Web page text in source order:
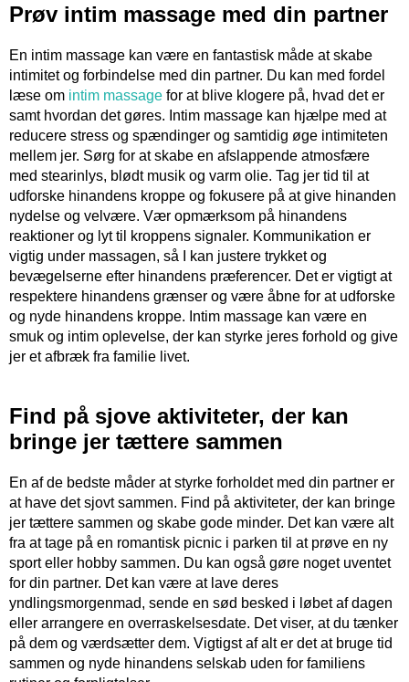
Prøv intim massage med din partner
En intim massage kan være en fantastisk måde at skabe
intimitet og forbindelse med din partner. Du kan med fordel
læse om intim massage for at blive klogere på, hvad det er
samt hvordan det gøres. Intim massage kan hjælpe med at
reducere stress og spændinger og samtidig øge intimiteten
mellem jer. Sørg for at skabe en afslappende atmosfære
med stearinlys, blødt musik og varm olie. Tag jer tid til at
udforske hinandens kroppe og fokusere på at give hinanden
nydelse og velvære. Vær opmærksom på hinandens
reaktioner og lyt til kroppens signaler. Kommunikation er
vigtig under massagen, så I kan justere trykket og
bevægelserne efter hinandens præferencer. Det er vigtigt at
respektere hinandens grænser og være åbne for at udforske
og nyde hinandens kroppe. Intim massage kan være en
smuk og intim oplevelse, der kan styrke jeres forhold og give
jer et afbræk fra familie livet.
Find på sjove aktiviteter, der kan
bringe jer tættere sammen
En af de bedste måder at styrke forholdet med din partner er
at have det sjovt sammen. Find på aktiviteter, der kan bringe
jer tættere sammen og skabe gode minder. Det kan være alt
fra at tage på en romantisk picnic i parken til at prøve en ny
sport eller hobby sammen. Du kan også gøre noget uventet
for din partner. Det kan være at lave deres
yndlingsmorgenmad, sende en sød besked i løbet af dagen
eller arrangere en overraskelsesdate. Det viser, at du tænker
på dem og værdsætter dem. Vigtigst af alt er det at bruge tid
sammen og nyde hinandens selskab uden for familiens